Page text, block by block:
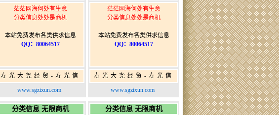
茫茫网海何处有生意
分类信息处处是商机
本站免费发布各类供求信息
QQ：80064517
寿光大尧经贸-寿光信
息网-免费信息发布网-
www.sgzixun.com
茫茫网海何处有生意
分类信息处处是商机
本站免费发布各类供求信息
QQ：80064517
寿光大尧经贸-寿光信
息网-免费信息发布网-
www.sgzixun.com
分类信息 无限商机 分类信息 无限商机